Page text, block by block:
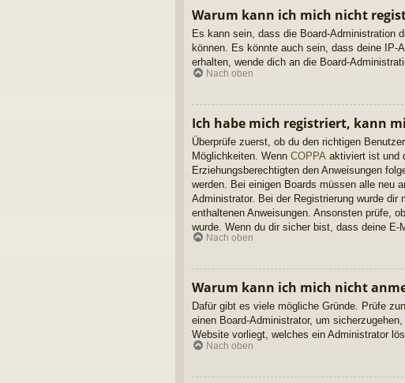
Warum kann ich mich nicht
Es kann sein, dass die Board-Administration
können. Es könnte auch sein, dass deine IP-
erhalten, wende dich an die Board-
Nach oben
Ich habe mich registriert, kann
Überprüfe zuerst, ob du den richtigen
Möglichkeiten. Wenn COPPA aktiviert ist und
Erziehungsberechtigten den Anweisungen
werden. Bei einigen Boards müssen alle neu
Administrator. Bei der Registrierung wurde
enthaltenen Anweisungen. Ansonsten prüfe,
wurde. Wenn du dir sicher bist, dass deine E-
Nach oben
Warum kann ich mich nicht
Dafür gibt es viele mögliche Gründe. Prüfe
einen Board-Administrator, um
Website vorliegt, welches ein Administrator
Nach oben